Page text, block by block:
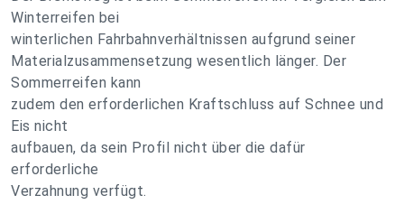
Winterreifen bei
winterlichen Fahrbahnverhältnissen aufgrund seiner
Materialzusammensetzung wesentlich länger. Der
Sommerreifen kann
zudem den erforderlichen Kraftschluss auf Schnee und
Eis nicht
aufbauen, da sein Profil nicht über die dafür
erforderliche
Verzahnung verfügt.